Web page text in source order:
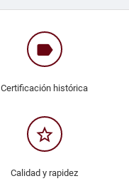
label
Certificación histórica
star_border
Calidad y rapidez